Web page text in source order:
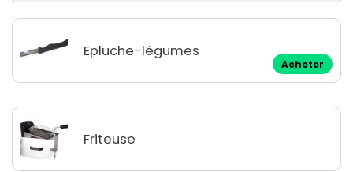
Epluche-légumes
Acheter
Friteuse